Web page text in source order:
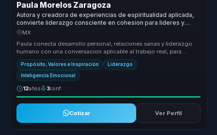
Paula Morelos Zaragoza
Autora y creadora de experiencias de espiritualidad aplicada,
convierte liderazgo consciente en cohesion para lideres y
equipos.
MX
Paula conecta desarrollo personal, relaciones sanas y liderazgo
humano con una conversacion aplicable al trabajo real, para
equipos que n...
Propósito, Valores e Inspiración Liderazgo
Inteligencia Emocional
12años 3conf.
Cotizar Ver Perfil